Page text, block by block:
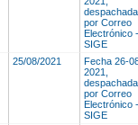
despachada
por Correo
Electrónico -
SIGE
25/08/2021
Fecha 26-
2021,
despachada
por Correo
Electrónico -
SIGE